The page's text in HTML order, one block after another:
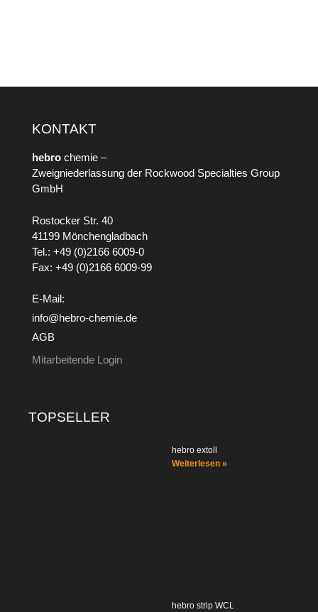
KONTAKT
hebro chemie –
Zweigniederlassung der Rockwood Specialties Group
GmbH
Rostocker Str. 40
41199 Mönchengladbach
Tel.: +49 (0)2166 6009-0
Fax: +49 (0)2166 6009-99
E-Mail:
info@hebro-chemie.de
AGB
Mitarbeitende Login
TOPSELLER
hebro extoll
Weiterlesen »
hebro strip WCL